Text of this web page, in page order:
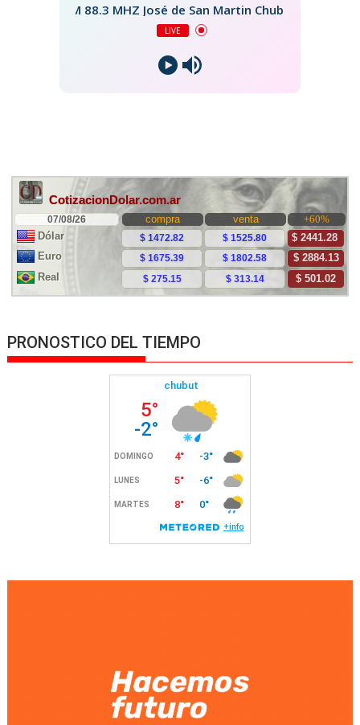
FM 88.3 MHZ José de San Martin Chubut
LIVE
PRONOSTICO DEL TIEMPO